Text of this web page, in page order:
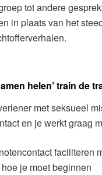
tot andere
in plaats van het
helen’ train de
met seksueel
en je werkt graag
faciliteren
je moet beginnen